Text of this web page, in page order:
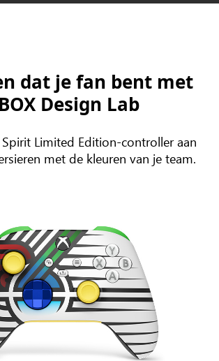
dat je fan bent met
Design Lab
Spirit Limited Edition-controller aan
met de kleuren van je team.